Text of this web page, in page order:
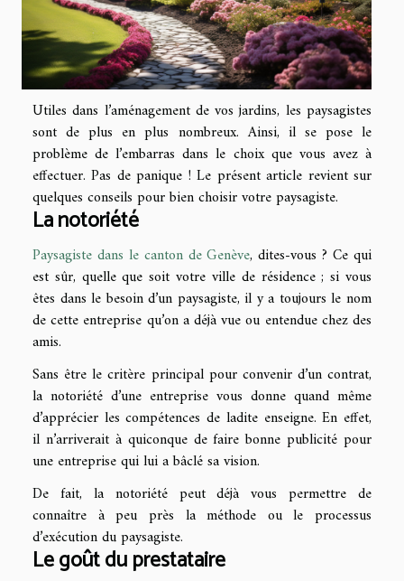
Utiles dans l’aménagement de vos jardins, les paysagistes
sont de plus en plus nombreux. Ainsi, il se pose le
problème de l’embarras dans le choix que vous avez à
effectuer. Pas de panique ! Le présent article revient sur
quelques conseils pour bien choisir votre paysagiste.
La notoriété
Paysagiste dans le canton de Genève, dites-vous ? Ce qui
est sûr, quelle que soit votre ville de résidence ; si vous
êtes dans le besoin d’un paysagiste, il y a toujours le nom
de cette entreprise qu’on a déjà vue ou entendue chez des
amis.
Sans être le critère principal pour convenir d’un contrat,
la notoriété d’une entreprise vous donne quand même
d’apprécier les compétences de ladite enseigne. En effet,
il n’arriverait à quiconque de faire bonne publicité pour
une entreprise qui lui a bâclé sa vision.
De fait, la notoriété peut déjà vous permettre de
connaître à peu près la méthode ou le processus
d’exécution du paysagiste.
Le goût du prestataire